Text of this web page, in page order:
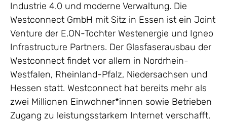
Industrie 4.0 und moderne Verwaltung. Die
Westconnect GmbH mit Sitz in Essen ist ein Joint
Venture der E.ON-Tochter Westenergie und Igneo
Infrastructure Partners. Der Glasfaserausbau der
Westconnect findet vor allem in Nordrhein-
Westfalen, Rheinland-Pfalz, Niedersachsen und
Hessen statt. Westconnect hat bereits mehr als
zwei Millionen Einwohner*innen sowie Betrieben
Zugang zu leistungsstarkem Internet verschafft.